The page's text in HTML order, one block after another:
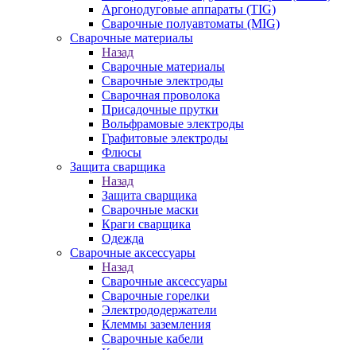
Аргонодуговые аппараты (TIG)
Сварочные полуавтоматы (MIG)
Сварочные материалы
Назад
Сварочные материалы
Сварочные электроды
Сварочная проволока
Присадочные прутки
Вольфрамовые электроды
Графитовые электроды
Флюсы
Защита сварщика
Назад
Защита сварщика
Сварочные маски
Краги сварщика
Одежда
Сварочные аксессуары
Назад
Сварочные аксессуары
Сварочные горелки
Электрододержатели
Клеммы заземления
Сварочные кабели